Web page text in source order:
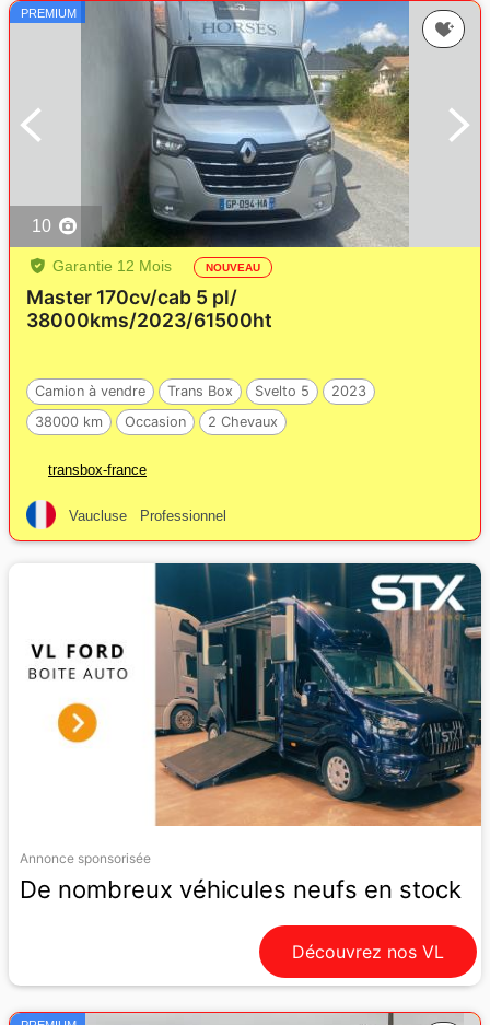
PREMIUM
10
Garantie 12 Mois NOUVEAU
Master 170cv/cab 5 pl/
38000kms/2023/61500ht
Camion à vendre Trans Box Svelto 5
2023
38000 km
Occasion 2 Chevaux
transbox-france
Vaucluse Professionnel
Annonce sponsorisée
De nombreux véhicules neufs en stock
Découvrez nos VL